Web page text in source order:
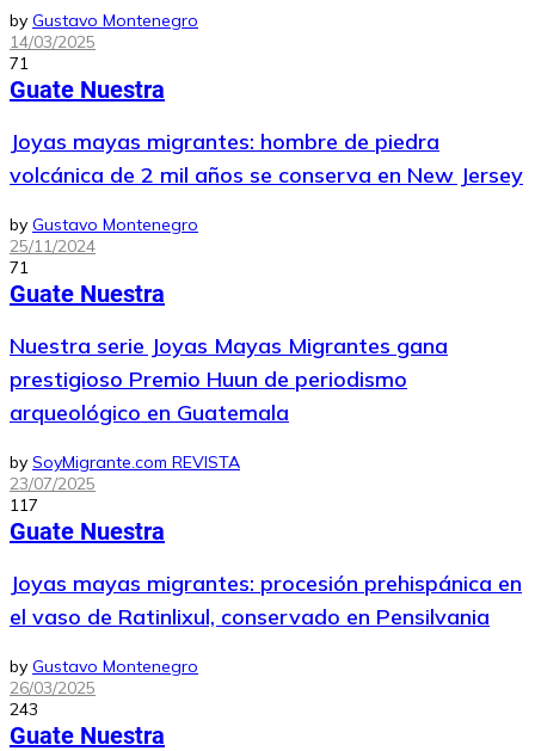
by Gustavo Montenegro
14/03/2025
71
Guate Nuestra
Joyas mayas migrantes: hombre de piedra
volcánica de 2 mil años se conserva en New Jersey
by Gustavo Montenegro
25/11/2024
71
Guate Nuestra
Nuestra serie Joyas Mayas Migrantes gana
prestigioso Premio Huun de periodismo
arqueológico en Guatemala
by SoyMigrante.com REVISTA
23/07/2025
117
Guate Nuestra
Joyas mayas migrantes: procesión prehispánica en
el vaso de Ratinlixul, conservado en Pensilvania
by Gustavo Montenegro
26/03/2025
243
Guate Nuestra